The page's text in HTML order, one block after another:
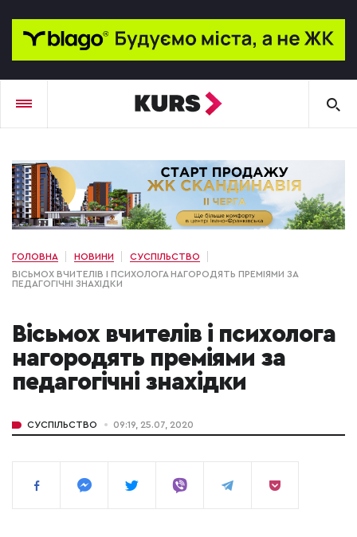
ГОЛОВНА НОВИНИ
СУСПІЛЬСТВО
ВІСЬМОХ ВЧИТЕЛІВ І ПСИХОЛОГА НАГОРОДЯТЬ ПРЕМІЯМИ ЗА
ПЕДАГОГІЧНІ ЗНАХІДКИ
Вісьмох вчителів і психолога
нагородять преміями за
педагогічні знахідки
СУСПІЛЬСТВО 09:19, 25.07, 2020